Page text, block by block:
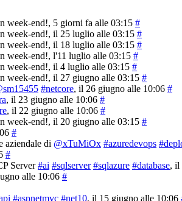
week-end!, 5 giorni fa alle 03:15 #
week-end!, il 25 luglio alle 03:15 #
week-end!, il 18 luglio alle 03:15 #
week-end!, l'11 luglio alle 03:15 #
week-end!, il 4 luglio alle 03:15 #
week-end!, il 27 giugno alle 03:15 #
#netcore, il 26 giugno alle 10:06 #
, il 23 giugno alle 10:06 #
, il 22 giugno alle 10:06 #
week-end!, il 20 giugno alle 03:15 #
#
aziendale di @xTuMiOx #azuredevops
#
Server#ai #sqlserver #sqlazure #database, il
alle 10:06 #
#aspnetmvc #net10, il 15 giugno alle 10:06